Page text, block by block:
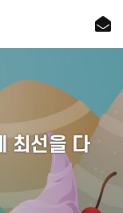
최선을 다